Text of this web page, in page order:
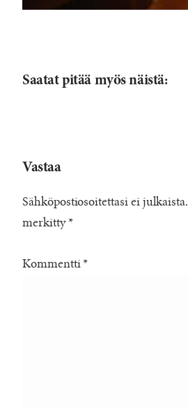
Saatat pitää myös näistä:
Vastaa
Sähköpostiosoitettasi ei julkaista.
merkitty *
Kommentti *